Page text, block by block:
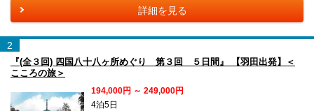
詳細を見る
2
『(全３回) 四国八十八ヶ所めぐり 第３回 ５日間』 【羽田出発】＜
こころの旅＞
194,000円 ～ 249,000円
4泊5日